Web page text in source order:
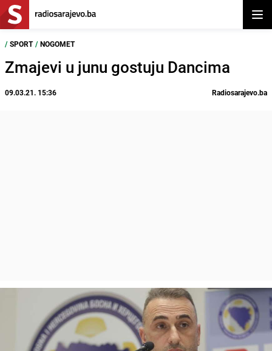
/ SPORT / NOGOMET
Zmajevi u junu gostuju Dancima
09.03.21. 15:36 Radiosarajevo.ba